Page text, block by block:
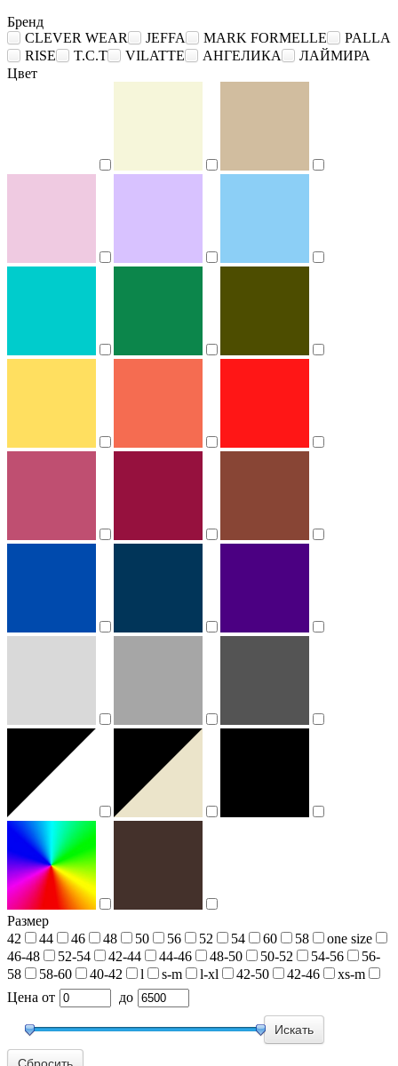
Бренд
CLEVER WEAR
JEFFA MARK FORMELLE
PALLA
RISE
T.C.T VILATTE АНГЕЛИКА
ЛАЙМИРА
Цвет
Размер
42
44 46 48 50 56 52 54 60 58
one size
46-48
52-54 42-44 44-46 48-50 50-52 54-56
56-
58
58-60 40-42 l s-m l-xl 42-50 42-46
xs-m
Цена от до
Сбросить